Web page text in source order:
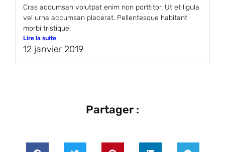
Cras accumsan volutpat enim non porttitor. Ut et ligula
vel urna accumsan placerat. Pellentesque habitant
morbi tristique!
Lire la suite
12 janvier 2019
Partager :